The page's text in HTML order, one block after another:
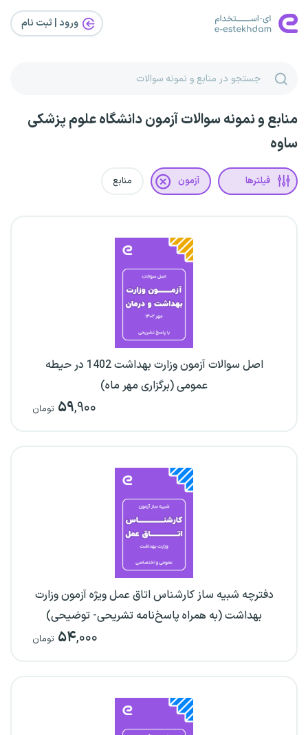
ورود | ثبت‌ نام
منابع و نمونه سوالات آزمون دانشگاه علوم پزشکی
ساوه
فیلترها آزمون منابع
اصل سوالات آزمون وزارت بهداشت 1402 در حیطه
عمومی (برگزاری مهر ماه)
۵۹,۹۰۰ تومان
دفترچه شبیه ساز کارشناس اتاق عمل ویژه آزمون وزارت
بهداشت (به همراه پاسخ‌نامه تشریحی- توضیحی)
۵۴,۰۰۰ تومان